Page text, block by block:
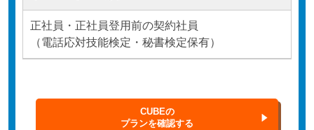
正社員・正社員登用前の契約社員
（電話応対技能検定・秘書検定保有）
CUBEの
プランを確認する